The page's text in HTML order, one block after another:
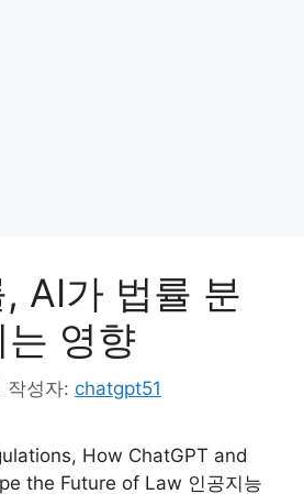
AI가 법률 분
는 영향
작성자: chatgpt51
How ChatGPT and
the Future of Law 인공지능